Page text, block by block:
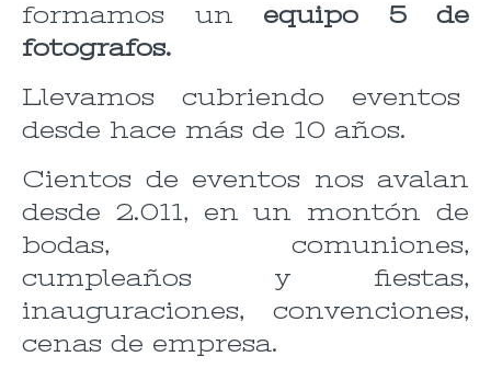
formamos un equipo 5 de
fotografos.
Llevamos cubriendo eventos
desde hace más de 10 años.
Cientos de eventos nos avalan
desde 2.011, en un montón de
bodas, comuniones,
cumpleaños y fiestas,
inauguraciones, convenciones,
cenas de empresa.